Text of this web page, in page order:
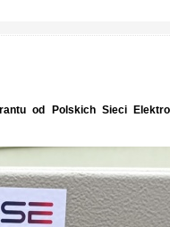
od Polskich Sieci